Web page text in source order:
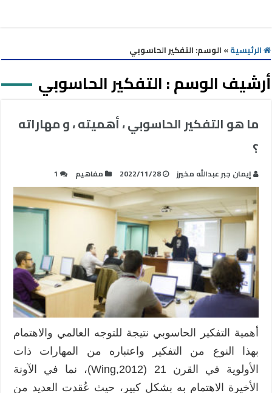
الرئيسية» الوسم: التفكير الحاسوبي
أرشيف الوسم :التفكير الحاسوبي
ما هو التفكير الحاسوبي ، أهميته ، و مهاراته
؟
إيمان جبر عبدالله مخيرز 2022/11/28 مفاهيم 1
أهمية التفكير الحاسوبي نتيجة للتوجه العالمي والاهتمام
بهذا النوع من التفكير واعتباره من المهارات ذات
الأولوية في القرن 21 (Wing,2012)، نما في الآونة
الأخيرة الاهتمام به بشكل كبير، حيث عُقدت العديد من